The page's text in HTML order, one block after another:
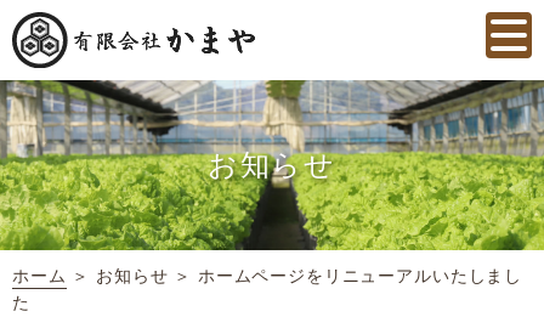
お知らせ
ホーム
＞ お知らせ ＞ ホームページをリニューアルいたしまし
た